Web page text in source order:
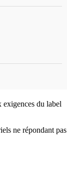
exigences du label
ne répondant pas